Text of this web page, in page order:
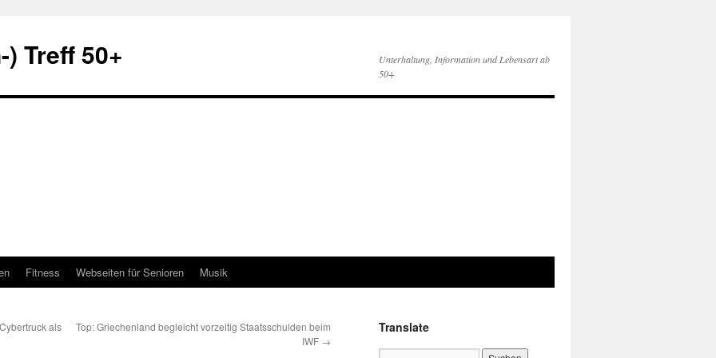
Treff 50+
Unterhaltung, Information und Lebensart ab
50+
Fitness Webseiten für Senioren Musik
als
Top: Griechenland begleicht vorzeitig Staatsschulden beim
IWF →
Translate